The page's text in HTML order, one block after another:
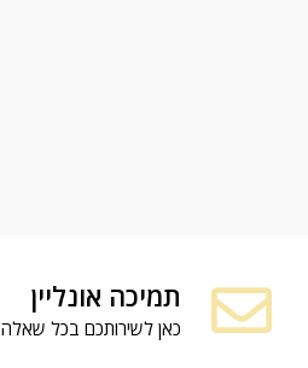
תמיכה אונליין
כאן לשירותכם בכל שאלה